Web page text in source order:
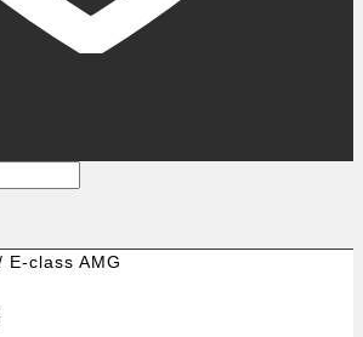
E-class AMG